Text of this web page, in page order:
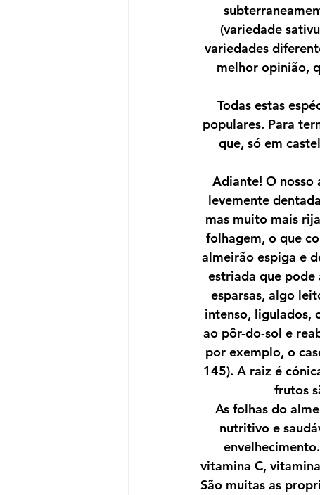
(variedade
variedades
melhor opinião,
Todas estas
populares. Para
que, só em
Adiante! O nosso
levemente
mas muito mais
folhagem, o que
almeirão espiga e
estriada que pode
esparsas, algo
intenso, ligulados,
ao pôr-do-sol e
por exemplo, o
145). A raiz é
frutos
As folhas do
nutritivo e
vitamina C,
São muitas as